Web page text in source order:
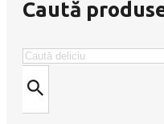
Caută
Caută